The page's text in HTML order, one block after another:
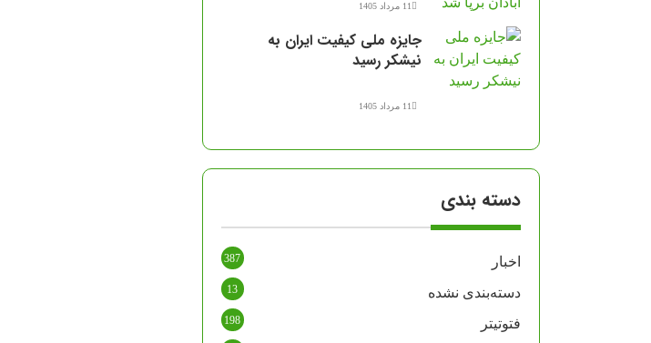
11 مرداد 1405
جایزه ملی کیفیت ایران به
نیشکر رسید
11 مرداد 1405
دسته بندی
اخبار 387
دسته‌بندی نشده 13
فتوتیتر 198